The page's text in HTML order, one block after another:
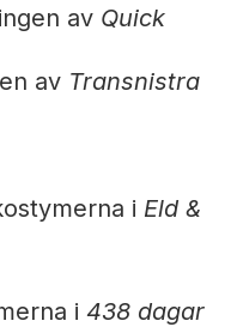
av Quick
av Transnistra
i Eld &
i 438 dagar